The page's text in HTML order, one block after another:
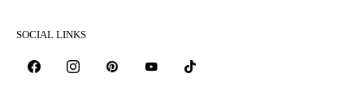
SOCIAL LINKS